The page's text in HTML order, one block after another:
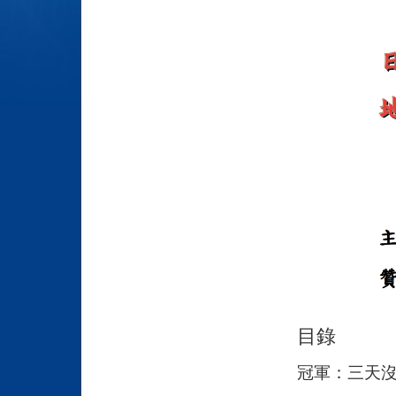
目錄
冠軍：三天